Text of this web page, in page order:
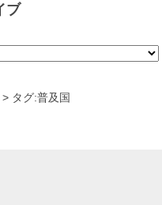
ブ
> タグ:普及国